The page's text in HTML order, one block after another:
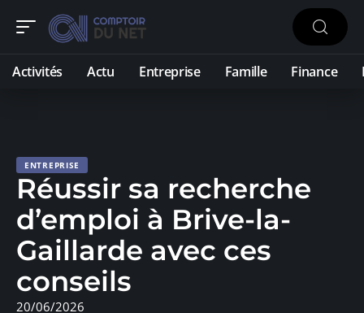
Activités Actu Entreprise Famille Finance
ENTREPRISE
Réussir sa recherche
d’emploi à Brive-la-
Gaillarde avec ces
conseils
20/06/2026